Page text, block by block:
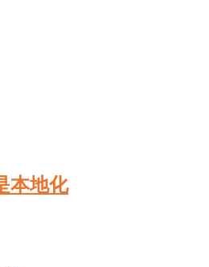
本地化